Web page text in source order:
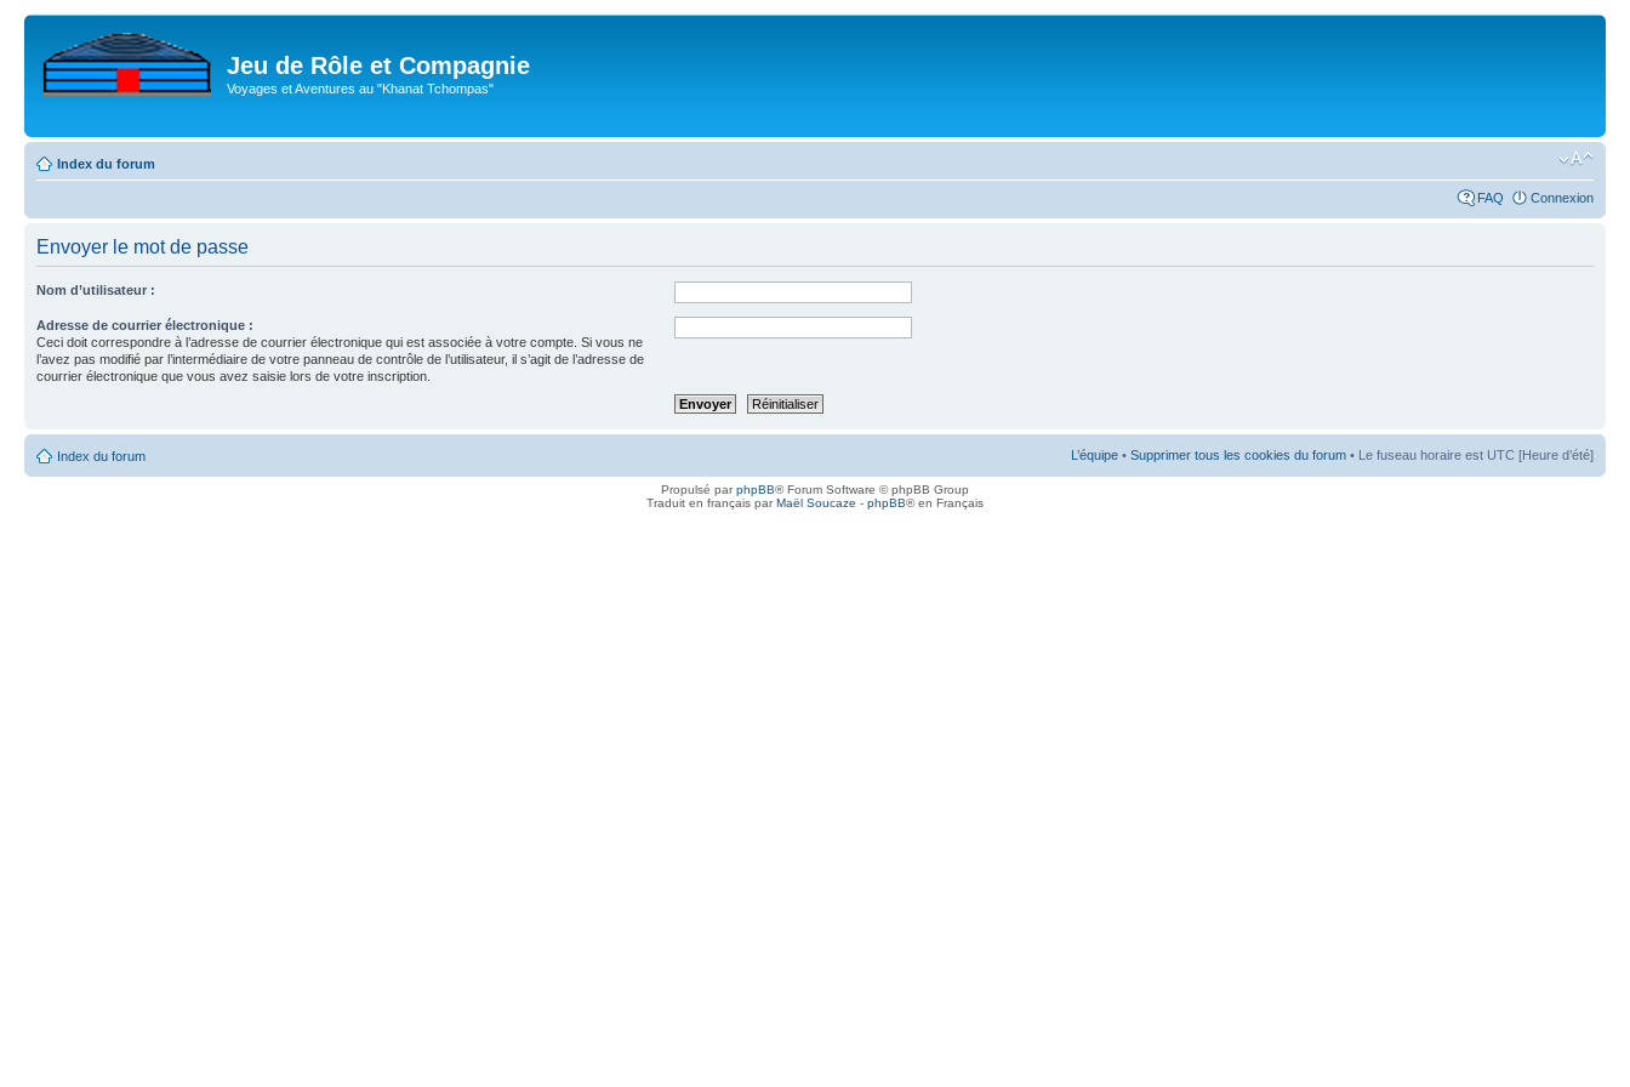
Jeu de Rôle et Compagnie
Voyages et Aventures au "Khanat Tchompas"
Index du forum
FAQ Connexion
Envoyer le mot de passe
Nom d’utilisateur :
Adresse de courrier électronique :
Ceci doit correspondre à l’adresse de courrier électronique qui est associée à votre compte. Si vous ne
l’avez pas modifié par l’intermédiaire de votre panneau de contrôle de l’utilisateur, il s’agit de l’adresse de
courrier électronique que vous avez saisie lors de votre inscription.
Index du forum L’équipe • Supprimer tous les cookies du forum • Le fuseau horaire est UTC [Heure d’été]
Propulsé parphpBB® Forum Software © phpBB Group
Traduit en français parMaël Soucaze - phpBB® en Français